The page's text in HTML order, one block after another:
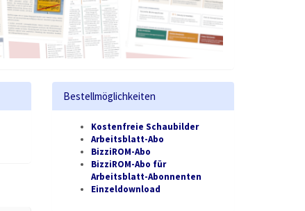
Bestellmöglichkeiten
Kostenfreie Schaubilder
Arbeitsblatt-Abo
BizziROM-Abo
BizziROM-Abo für
Arbeitsblatt-Abonnenten
Einzeldownload